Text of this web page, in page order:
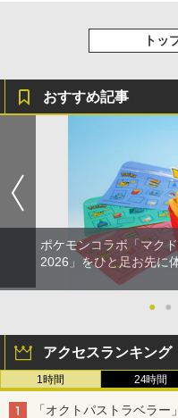
トッ
おすすめ記事
ポケモンコラボ「マク
2026」をひと足お先に
● ●
アクセスランキング
1時間 24時間
「オクトパストラベラ